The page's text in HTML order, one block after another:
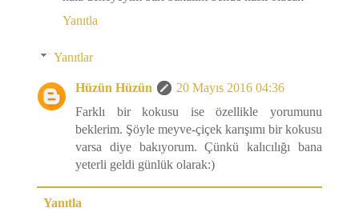
Yanıtla
Yanıtlar
Hüzün Hüzün
20 Mayıs 2016 04:36
Farklı bir kokusu ise özellikle yorumunu
beklerim. Şöyle meyve-çiçek karışımı bir kokusu
varsa diye bakıyorum. Çünkü kalıcılığı bana
yeterli geldi günlük olarak:)
Yanıtla